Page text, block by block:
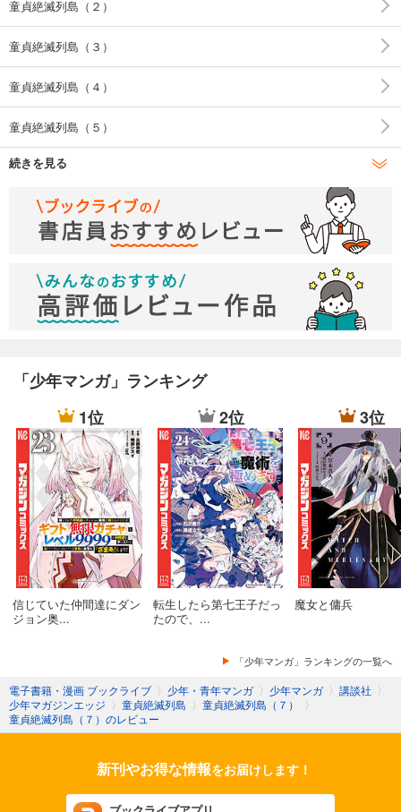
童貞絶滅列島（２）
童貞絶滅列島（３）
童貞絶滅列島（４）
童貞絶滅列島（５）
童貞絶滅列島（６）
童貞絶滅列島（７）
童貞絶滅列島（８）
童貞絶滅列島（９）
童貞絶滅列島（１０）
続きを見る
「少年マンガ」ランキング
1位
信じていた仲間達にダン
ジョン奥...
2位
転生したら第七王子だっ
たので、...
3位
魔女と傭兵
「少年マンガ」ランキングの一覧へ
電子書籍・漫画 ブックライブ 〉 少年・青年マンガ 〉 少年マンガ 〉 講談社 〉
少年マガジンエッジ 〉 童貞絶滅列島 〉 童貞絶滅列島（７）
〉
童貞絶滅列島（７）のレビュー
新刊やお得な情報をお届けします！